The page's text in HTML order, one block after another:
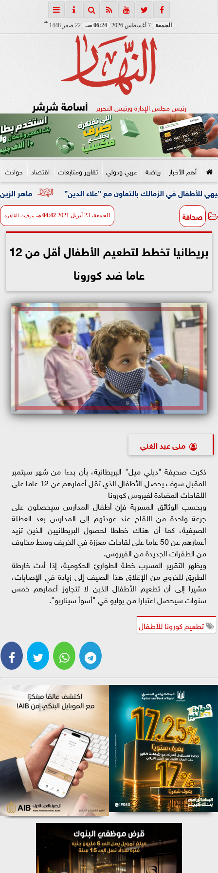
الجمعة 7 أغسطس 2026 06:24 صـ 22 صفر 1448
هـ
رئيس مجلس الإدارة ورئيس التحرير أسامة شرشر
أهم الأخبار رياضة عربي ودولي تقارير ومتابعات اقتصاد حوادث
ماهر الزين: 25 حافلة تُعيد 1250 سودانيًا ضمن الفوج الـ41.. والالتزام بوثائق السفر عزز انسيابية العودة الطوعية الزمالك بالتعاون مع ”علاء الدين”
صحافة الجمعة، 23 أبريل 2021 04:42 مـ بتوقيت القاهرة
بريطانيا تخطط لتطعيم الأطفال أقل من 12
عاما ضد كورونا
منى عبد الغني
ذكرت صحيفة "ديلي ميل" البريطانية، بأن بدءا من شهر سبتمبر
المقبل سوف يحصل الأطفال الذي تقل أعمارهم عن 12 عاما على
اللقاحات المضادة لفيروس كورونا
وبحسب الوثائق المسربة فإن أطفال المدارس سيحصلون على
جرعة واحدة من اللقاح عند عودتهم إلى المدارس بعد العطلة
الصيفية، كما أن هناك خططا لحصول البريطانيين الذين تزيد
أعمارهم عن 50 عاما على لقاحات معززة في الخريف وسط مخاوف
من الطفرات الجديدة من الفيروس.
ويظهر التقرير المسرب خطة الطوارئ الحكومية، إذا أدت خارطة
الطريق للخروج من الإغلاق هذا الصيف إلى زيادة في الإصابات،
مشيرا إلى أن تطعيم الأطفال الذين لا تتجاوز أعمارهم خمس
سنوات سيحصل اعتبارا من يوليو في "أسوأ سيناريو".
تطعيم كورونا للأطفال